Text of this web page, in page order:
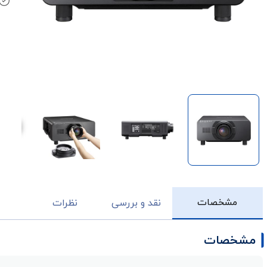
مشخصات نقد و بررسی نظرات
مشخصات